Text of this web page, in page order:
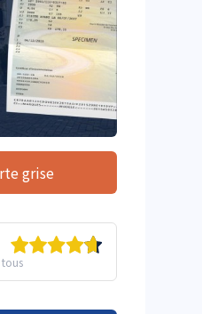
grise